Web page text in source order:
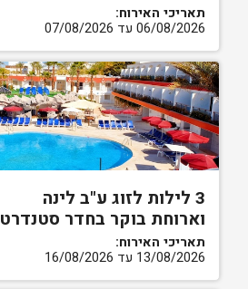
תאריכי האירוח:
06/08/2026 עד 07/08/2026
3 לילות לזוג ע"ב לינה
וארוחת בוקר בחדר סטנדרט
תאריכי האירוח:
13/08/2026 עד 16/08/2026